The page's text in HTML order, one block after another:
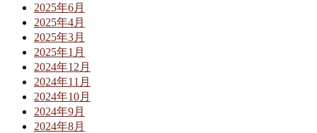
2025年6月
2025年4月
2025年3月
2025年1月
2024年12月
2024年11月
2024年10月
2024年9月
2024年8月